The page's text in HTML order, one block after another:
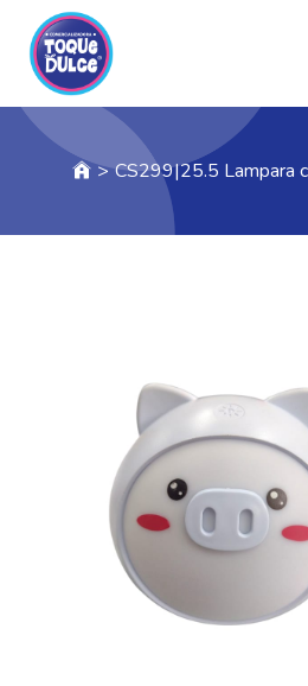
> CS299|25.5 Lampara